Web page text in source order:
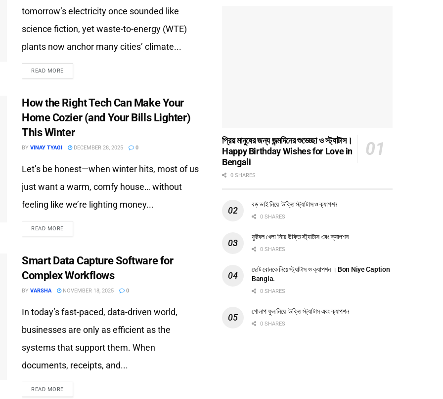
tomorrow’s electricity once sounded like
science fiction, yet waste-to-energy (WTE)
plants now anchor many cities’ climate...
READ MORE
How the Right Tech Can Make Your
Home Cozier (and Your Bills Lighter)
This Winter
BY VINAY TYAGI DECEMBER 28, 2025 0
Let’s be honest—when winter hits, most of us
just want a warm, comfy house… without
feeling like we’re lighting money...
READ MORE
Smart Data Capture Software for
Complex Workflows
BY VARSHA NOVEMBER 18, 2025 0
In today’s fast-paced, data-driven world,
businesses are only as efficient as the
systems that support them. When
documents, receipts, and...
READ MORE
প্রিয় মানুষের জন্য জন্মদিনের শুভেচ্ছা ও স্ট্যাটাস।
Happy Birthday Wishes for Love in
Bengali
0 SHARES
বড় ভাই নিয়ে উক্তি স্ট্যাটাস ও ক্যাপশন
0 SHARES
ফুটবল খেলা নিয়ে উক্তি স্ট্যাটাস এবং ক্যাপশন
0 SHARES
ছোট বোনকে নিয়ে স্ট্যাটাস ও ক্যাপশন । Bon Niye Caption
Bangla.
0 SHARES
গোলাপ ফুল নিয়ে উক্তি স্ট্যাটাস এবং ক্যাপশন
0 SHARES